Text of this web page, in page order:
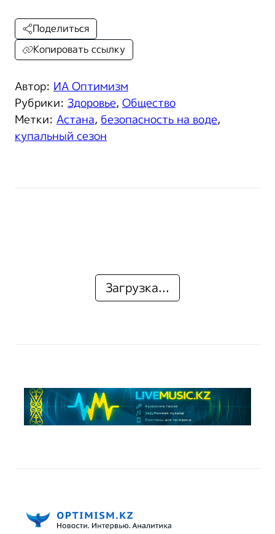
Автор: ИА Оптимизм
Рубрики: Здоровье, Общество
Метки: Астана, безопасность на воде,
купальный сезон
Поделиться
Копировать ссылку
Загрузка...